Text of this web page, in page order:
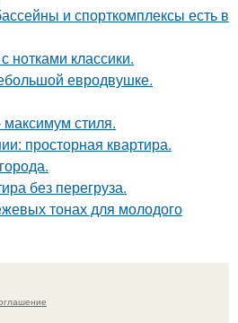
и спорткомплексы есть в
нотками классики.
евродвушке.
стиля.
просторная квартира.
без перегруза.
тонах для молодого